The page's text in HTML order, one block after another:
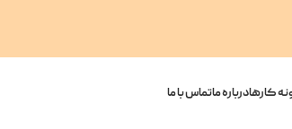
کارهادرباره ماتماس با ما